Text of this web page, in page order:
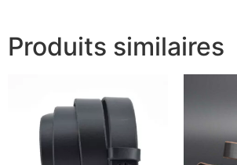
Produits similaires